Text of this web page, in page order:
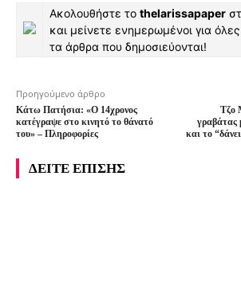
Ακολουθήστε το thelarissapaper
και μείνετε ενημερωμένοι για όλες
τα άρθρα που δημοσιεύονται!
Προηγούμενο άρθρο
Κάτω Πατήσια: «Ο 14χρονος
κατέγραψε στο κινητό το θάνατό
του» – Πληροφορίες
Τζο
γραβάτας
και το
ΔΕΙΤΕ ΕΠΙΣΗΣ